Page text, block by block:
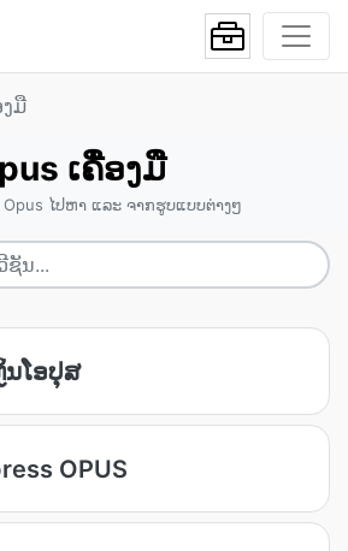
ງມື
ເຄື່ອງມື
Opus ໄປຫາ ແລະ ຈາກຮູບແບບຕ່າງໆ
ນໂອປຸສ
OPUS